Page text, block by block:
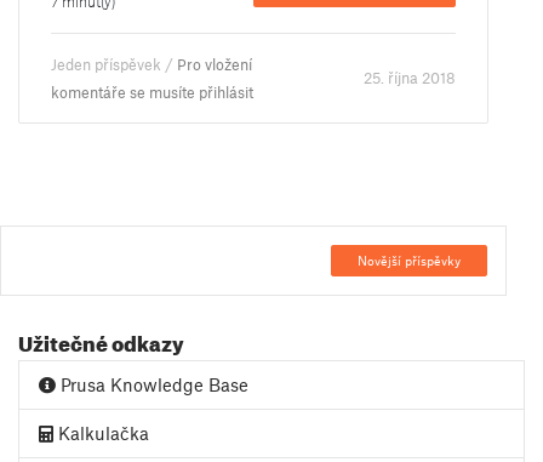
Jeden příspěvek / Pro vložení
komentáře se musíte přihlásit
25. října 2018
Novější příspěvky
Užitečné odkazy
Prusa Knowledge Base
Kalkulačka